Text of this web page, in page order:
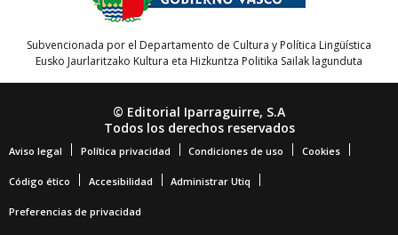
Subvencionada por el Departamento de Cultura y Política Lingüística
Eusko Jaurlaritzako Kultura eta Hizkuntza Politika Sailak lagunduta
© Editorial Iparraguirre, S.A
Todos los derechos reservados
Aviso legal Política privacidad Condiciones de uso Cookies
Código ético Accesibilidad Administrar Utiq
Preferencias de privacidad